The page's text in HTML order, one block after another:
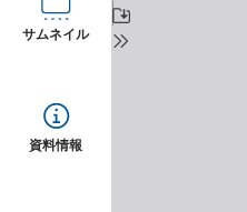
サムネイル
資料情報